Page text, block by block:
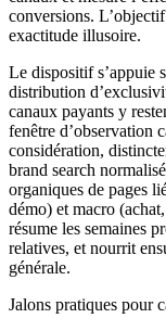
conversions.
exactitude illusoire.
Le dispositif s’appuie
distribution
canaux payants y
fenêtre d’observation
considération,
brand search
organiques de pages
démo) et macro
résume les semaines
relatives, et nourrit
générale.
Jalons pratiques pour